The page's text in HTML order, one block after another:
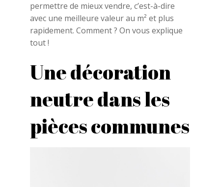
permettre de mieux vendre, c’est-à-dire
avec une meilleure valeur au m² et plus
rapidement. Comment ? On vous explique
tout !
Une décoration
neutre dans les
pièces communes